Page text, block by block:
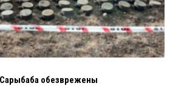
обезврежены